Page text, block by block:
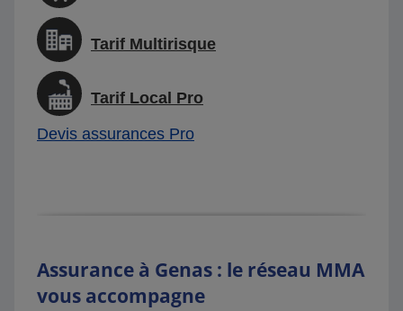
Tarif Multirisque
Tarif Local Pro
Devis assurances Pro
Assurance à Genas : le réseau MMA
vous accompagne